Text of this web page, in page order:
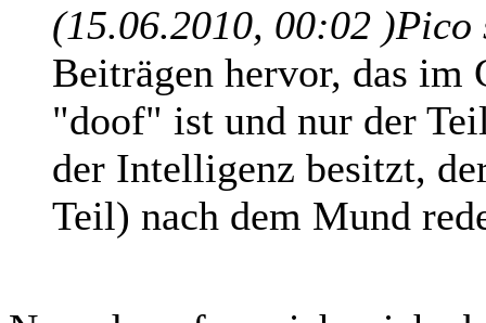
(15.06.2010, 00:02 )
Beiträgen hervor, das im
"doof" ist und nur der
der Intelligenz besitzt,
Teil) nach dem Mund